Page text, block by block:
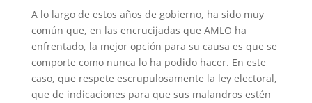
A lo largo de estos años de gobierno, ha sido muy
común que, en las encrucijadas que AMLO ha
enfrentado, la mejor opción para su causa es que se
comporte como nunca lo ha podido hacer. En este
caso, que respete escrupulosamente la ley electoral,
que de indicaciones para que sus malandros estén